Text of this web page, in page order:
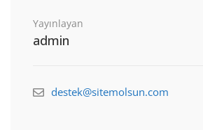
Yayınlayan
admin
destek@sitemolsun.com